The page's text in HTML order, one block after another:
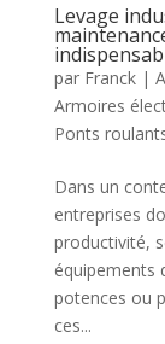
Levage
par Franck|
Armoires
Ponts
Dans un
entreprises
productivité,
équipements
potences ou
ces...